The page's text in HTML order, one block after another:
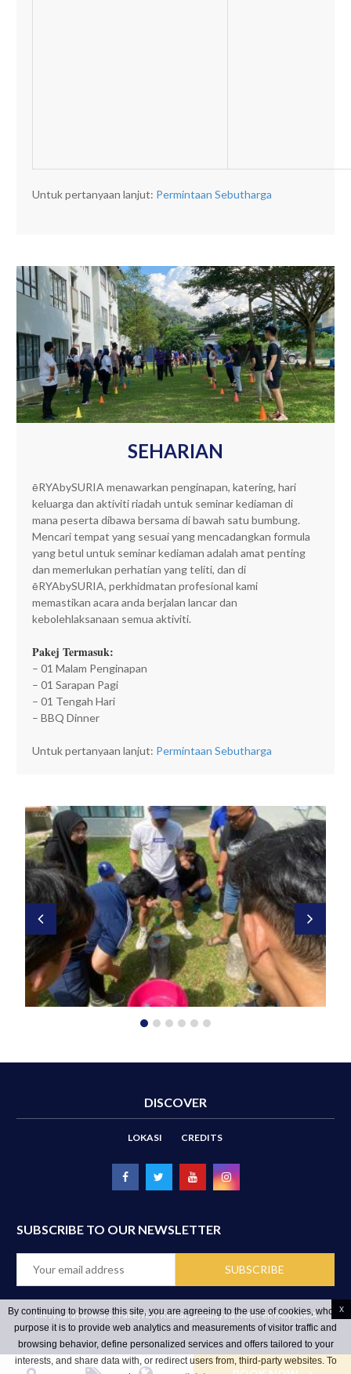
Untuk pertanyaan lanjut: Permintaan Sebutharga
SEHARIAN
ēRYAbySURIA menawarkan penginapan, katering, hari
keluarga dan aktiviti riadah untuk seminar kediaman di
mana peserta dibawa bersama di bawah satu bumbung.
Mencari tempat yang sesuai yang mencadangkan formula
yang betul untuk seminar kediaman adalah amat penting
dan memerlukan perhatian yang teliti, dan di
ēRYAbySURIA, perkhidmatan profesional kami
memastikan acara anda berjalan lancar dan
kebolehlaksanaan semua aktiviti.
Pakej Termasuk:
– 01 Malam Penginapan
– 01 Sarapan Pagi
– 01 Tengah Hari
– BBQ Dinner
Untuk pertanyaan lanjut: Permintaan Sebutharga
DISCOVER
LOKASI CREDITS
SUBSCRIBE TO OUR NEWSLETTER
Mesyuarat & Acara - Pakej Hari Keluarga Malaysia Hotel ēRYAbySURIA
By continuing to browse this site, you are agreeing to the use of cookies, whose
purpose it is to provide web analytics and measurements of visitor traffic and
browsing behavior, define personalized services and offers tailored to your
interests, and share data with, or redirect users from, third-party websites. To
x